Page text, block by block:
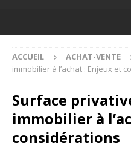
ACCUEIL ACHAT-VENTE
immobilier à l’achat : Enjeux et
Surface
immobilier à
considérations